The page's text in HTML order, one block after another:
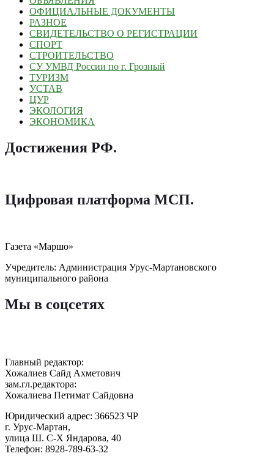
ОФИЦИАЛЬНЫЕ ДОКУМЕНТЫ
РАЗНОЕ
СВИДЕТЕЛЬСТВО О РЕГИСТРАЦИИ
СПОРТ
СТРОИТЕЛЬСТВО
СУ УМВД России по г. Грозный
ТУРИЗМ
УСТАВ
ЦУР
ЭКОЛОГИЯ
ЭКОНОМИКА
Достижения РФ.
Цифровая платформа МСП.
Газета «Маршо»
Учредитель: Администрация Урус-Мартановского
муниципального района
Мы в соцсетях
Главный редактор:
Хожалиев Сайд Ахметович
зам.гл.редактора:
Хожалиева Петимат Сайдовна
Юридический адрес: 366523 ЧР
г. Урус-Мартан,
улица Ш. С-Х Яндарова, 40
Телефон: 8928-789-63-32